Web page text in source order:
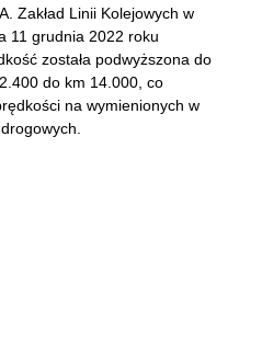
Zakład Linii Kolejowych w
11 grudnia 2022 roku
została podwyższona do
do km 14.000, co
na wymienionych w